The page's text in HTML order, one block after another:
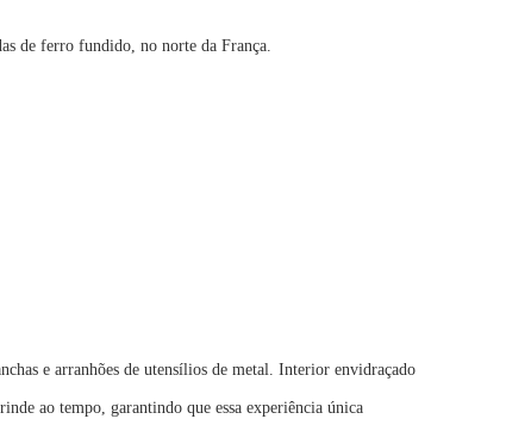
de ferro fundido, no norte da França.
e arranhões de utensílios de metal. Interior envidraçado
ao tempo, garantindo que essa experiência única